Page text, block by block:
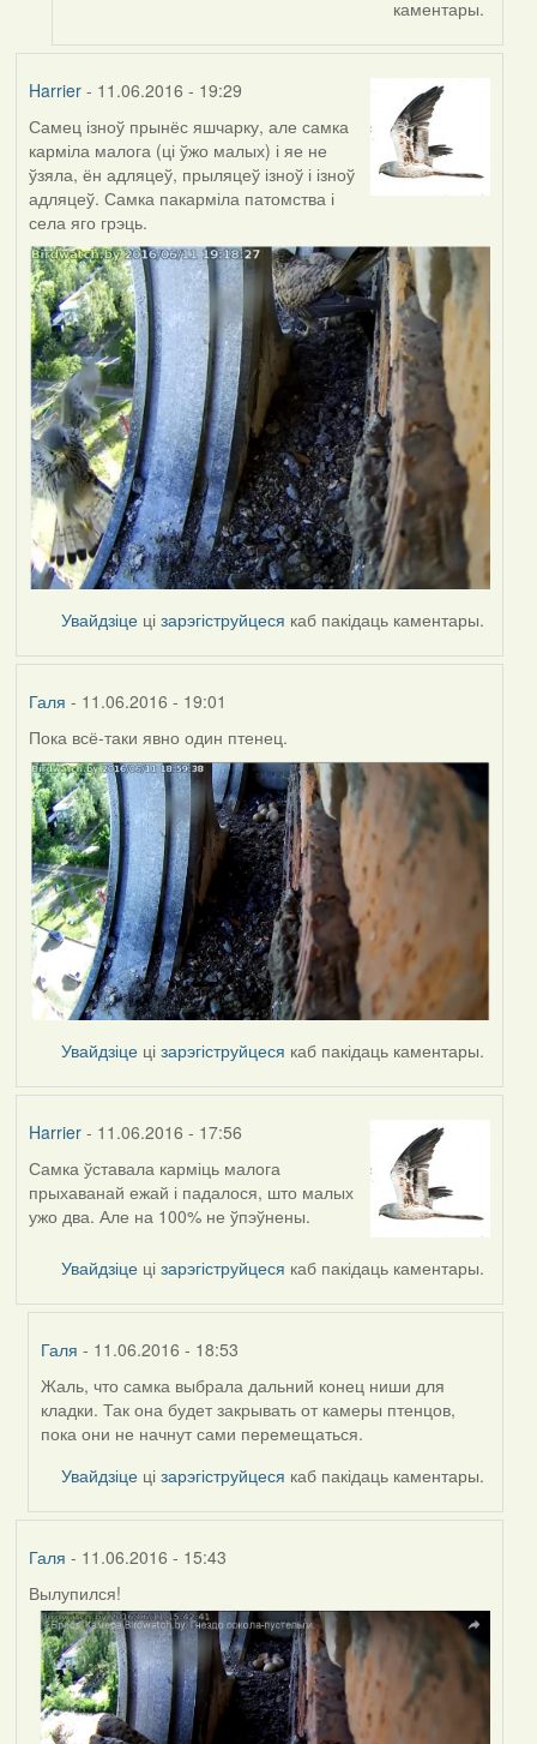
каментары.
Harrier- 11.06.2016 - 19:29
Самец ізноў прынёс яшчарку, але самка
карміла малога (ці ўжо малых) і яе не
ўзяла, ён адляцеў, прыляцеў ізноў і ізноў
адляцеў. Самка пакарміла патомства і
села яго грэць.
Увайдзіце цізарэгіструйцеся каб пакідаць каментары.
Галя - 11.06.2016 - 19:01
Пока всё-таки явно один птенец.
Увайдзіце цізарэгіструйцеся каб пакідаць каментары.
Harrier- 11.06.2016 - 17:56
Самка ўставала карміць малога
прыхаванай ежай і падалося, што малых
ужо два. Але на 100% не ўпэўнены.
Увайдзіце цізарэгіструйцеся каб пакідаць каментары.
Галя - 11.06.2016 - 18:53
In
reply
to
Жаль, что самка выбрала дальний конец ниши для
кладки. Так она будет закрывать от камеры птенцов,
пока они не начнут сами перемещаться.
Увайдзіце цізарэгіструйцеся каб пакідаць каментары.
Галя - 11.06.2016 - 15:43
Вылупился!